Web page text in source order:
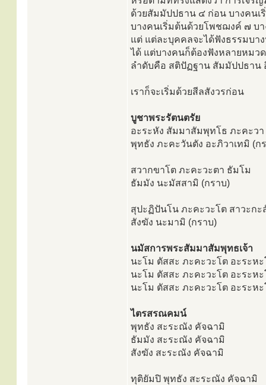
ด้วยสัมมัปปธาน ๔ ก่อน บางคนเ
บางคนเริ่มต้นด้วยโพชฌงค์ ๗ บา
แต่ แต่ละบุคคลจะได้ฟังธรรมบา
ได้ แต่บางคนก็ต้องฟังหลายหมว
ลำดับคือ สติปัฏฐาน สัมมัปปธาน
เราก็จะเริ่มด้วยสีลสังวรก่อน
บูชาพระรัตนตรัย
อะระหัง สัมมาสัมพุทโธ ภะคะวา
พุทธัง ภะคะวันตัง อะภิวาเทมิ (ก
สวากขาโต ภะคะวะตา ธัมโม
ธัมมัง นะมัสสามิ (กราบ)
สุปะฏิปันโน ภะคะวะโต สาวะกะ
สังฆัง นะมามิ (กราบ)
นมัสการพระสัมมาสัมพุทธเจ้า
นะโม ตัสสะ ภะคะวะโต อะระห
นะโม ตัสสะ ภะคะวะโต อะระห
นะโม ตัสสะ ภะคะวะโต อะระห
ไตรสรณคมน์
พุทธัง สะระณัง คัจฉามิ
ธัมมัง สะระณัง คัจฉามิ
สังฆัง สะระณัง คัจฉามิ
ทุติยัมปิ พุทธัง สะระณัง คัจฉามิ